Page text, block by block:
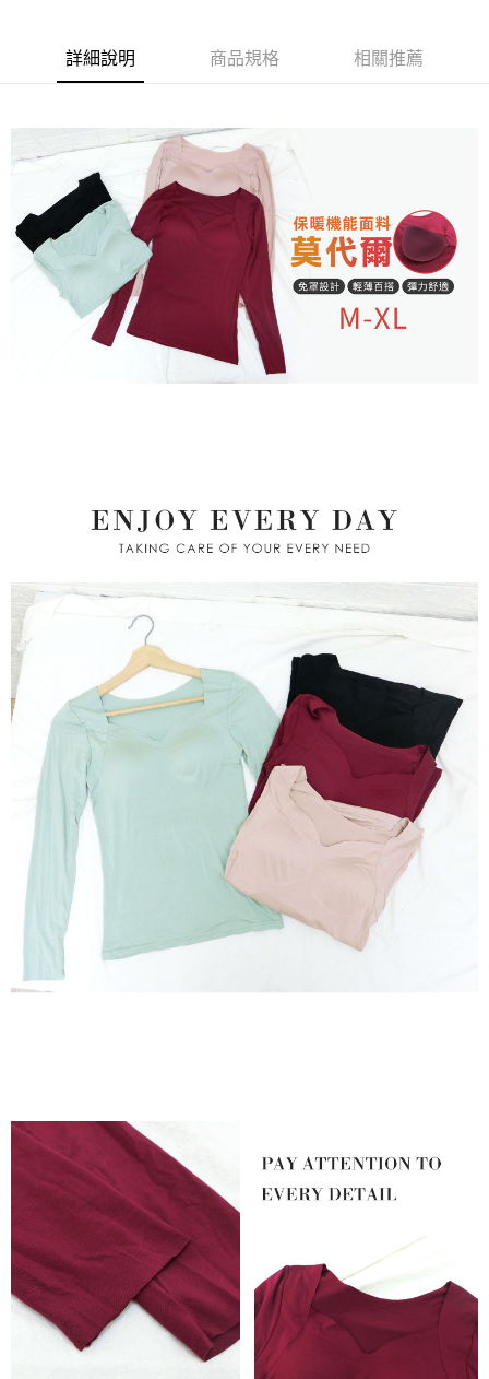
【繳款方式說明】
帳／街口支付／iPASS MONEY」等通路繳費。
【注意事項】
1.本服務係由「台灣大哥大股份有限公司」（以下簡稱本公司）所提供，讓
用戶於交易時，得透過本服務購買商品或服務，並由商店將買賣／分期付款
買賣價金債權讓與本公司後，依約使用本公司帳單繳交帳款。
2.基於同意付款使用「大哥付你分期」之契約關係目的，商店將以您的個人
資料（包含姓名、電話或地址）提供予台灣大哥大進項蒐集、處理及利用，
由本公司與您本人進行分期帳單所需資料之確認、核對及更正。
3.完整用戶服務條款，請詳閱以下連結：
https://oppay.tw/userRule
【「AFTEE先享後付」結帳流程】
２．訂單成立數日內，您將收到繳費通知簡訊。
３．收到繳費通知簡訊後14天內，點擊此簡訊中的連結，可透過四大超商／
ATM／網路銀行／等多元方式進行付款，方視為交易完成。
※ 請注意：結帳手續完成當下不需立刻繳費，但若您需要取消訂單，請聯絡
購買商品的店家。未經商家同意取消之訂單仍視為有效，需透過AFTEE先享
後付繳納相關費用。
※ 交易是否成功請以「AFTEE先享後付 」之結帳頁面顯示為準，若有關於
是否繳費成功／繳費後需取消欲退款等相關疑問，請聯繫「AFTEE先享後付
客戶支援中心」
https://netprotections.freshdesk.com/support/home
【注意事項】
１．透過由恩沛科技股份有限公司提供之「AFTEE先享後付」服務完成之交
易，需依本服務之必要範圍內提供個人資料，並將交易相關給付款項請求債
４．使用「AFTEE先享後付」時，將依據個別帳號之用戶狀況，依本公司即
時審查核予不同之上限額度；若仍有額度不足之情形，本公司將視審查結果
請求用戶進行身份認證。
恩沛科技股份有限公司將有權停止該用戶之使用額度並採取法律行動。
貨到付款
運送方式
全家取貨付款
每筆NT$80，滿NT$499(含以上)免運費
付款後全家取貨
每筆NT$80，滿NT$499(含以上)免運費
萊爾富取貨付款
每筆NT$80，滿NT$799(含以上)免運費
付款後7-11取貨
每筆NT$80，滿NT$799(含以上)免運費
每筆NT$90
宅配/離島不配送
每筆NT$80，滿NT$890(含以上)免運費
黑貓貨到付款
每筆NT$120
國家/地區配送 查看運費
詳細說明 商品規格 相關推薦